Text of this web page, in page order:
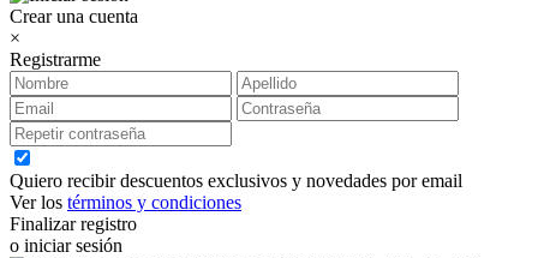
Crear una cuenta
×
Registrarme
Quiero recibir descuentos exclusivos y novedades por email
Ver los términos y condiciones
Finalizar registro
o iniciar sesión